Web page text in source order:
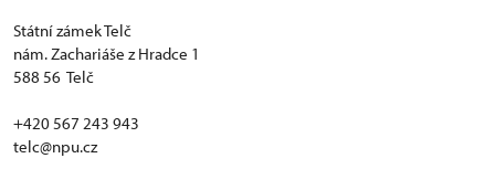
Státní zámek Telč
nám. Zachariáše z Hradce 1
588 56 Telč
+420 567 243 943
telc@npu.cz